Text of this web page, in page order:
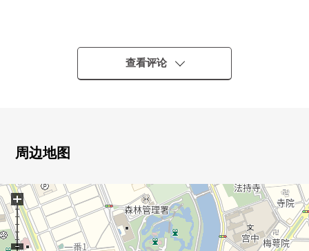
● 全居室墙、天花板Cross换新
● 厨房·厕所、盥洗台交换
查看评论
周边地图
+